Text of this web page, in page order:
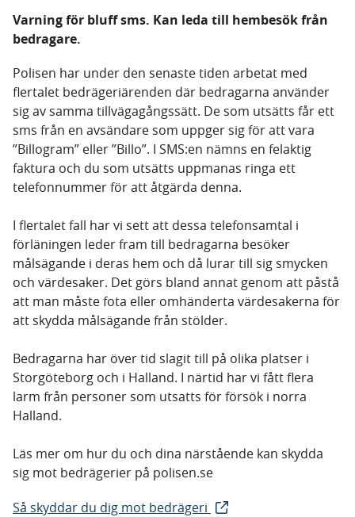
Varning för bluff sms. Kan leda till hembesök från
bedragare.
Polisen har under den senaste tiden arbetat med
flertalet bedrägeriärenden där bedragarna använder
sig av samma tillvägagångssätt. De som utsätts får ett
sms från en avsändare som uppger sig för att vara
”Billogram” eller ”Billo”. I SMS:en nämns en felaktig
faktura och du som utsätts uppmanas ringa ett
telefonnummer för att åtgärda denna.
I flertalet fall har vi sett att dessa telefonsamtal i
förläningen leder fram till bedragarna besöker
målsägande i deras hem och då lurar till sig smycken
och värdesaker. Det görs bland annat genom att påstå
att man måste fota eller omhänderta värdesakerna för
att skydda målsägande från stölder.
Bedragarna har över tid slagit till på olika platser i
Storgöteborg och i Halland. I närtid har vi fått flera
larm från personer som utsatts för försök i norra
Halland.
Läs mer om hur du och dina närstående kan skydda
sig mot bedrägerier på polisen.se
Så skyddar du dig mot bedrägeri